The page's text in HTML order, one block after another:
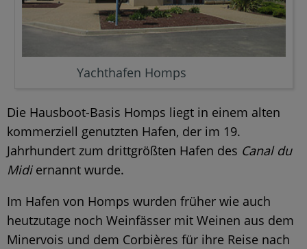
Yachthafen Homps
Die Hausboot-Basis Homps liegt in einem alten
kommerziell genutzten Hafen, der im 19.
Jahrhundert zum drittgrößten Hafen des Canal du
Midiernannt wurde.
Im Hafen von Homps wurden früher wie auch
heutzutage noch Weinfässer mit Weinen aus dem
Minervois und dem Corbières für ihre Reise nach